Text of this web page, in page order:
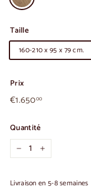
Taille
160-210 x 95 x 79 cm.
Prix
Prix
habituel
€1.65000€1.650,00
Quantité
+
Livraison en 5-8 semaines